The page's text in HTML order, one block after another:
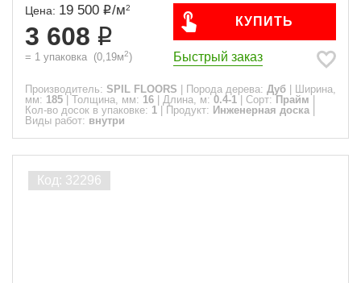
Цена: 19 500 /м2
3 608
= 1 упаковка (0,19м2)
КУПИТЬ
Быстрый заказ
Производитель: SPIL FLOORS Порода дерева: Дуб
Ширина,
мм: 185 Толщина, мм: 16 Длина, м: 0.4-1 Сорт: Прайм
Кол-во досок в упаковке: 1 Продукт: Инженерная доска
Виды работ: внутри